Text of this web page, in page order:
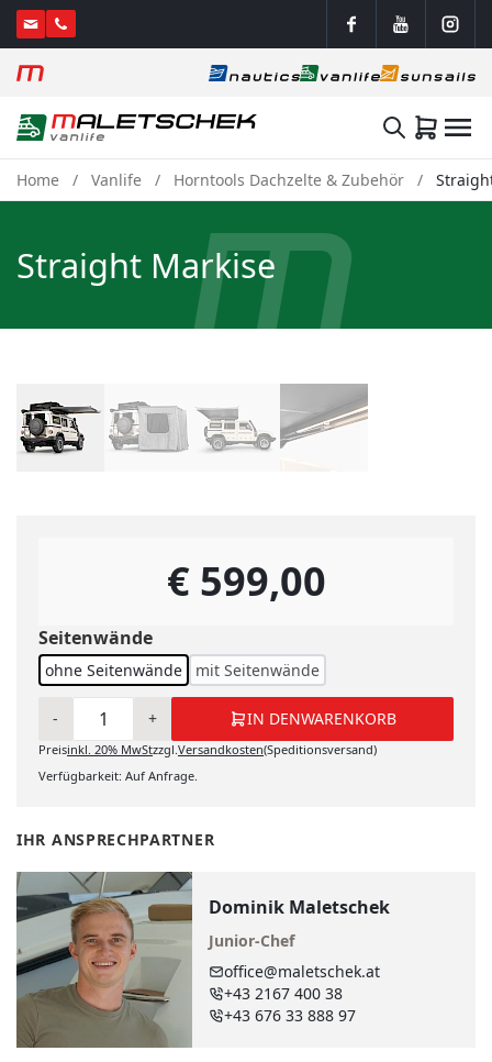
Home Vanlife Horntools Dachzelte & Zubehör
Straight Markise
€ 599,00
Seitenwände
ohne Seitenwände mit Seitenwände
- + IN DENWARENKORB
IN DEN WARENKORB
Preisinkl. 20% MwStzzgl.Versandkosten(Speditionsversand)
Verfügbarkeit: Auf Anfrage.
IHR ANSPRECHPARTNER
Dominik Maletschek
Junior-Chef
office@maletschek.at
+43 2167 400 38
+43 676 33 888 97